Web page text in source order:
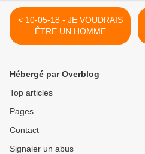
< 10-05-18 - JE VOUDRAIS
ÊTRE UN HOMME
(CHARLES GUERAN)
Hébergé par Overblog
Top articles
Pages
Contact
Signaler un abus